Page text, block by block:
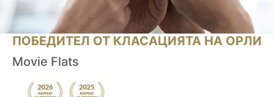
ПОБЕДИТЕЛ ОТ КЛАСАЦИЯТА НА ОРЛИ
Movie Flats